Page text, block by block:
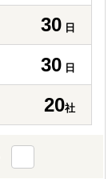
30 日
30 日
20社